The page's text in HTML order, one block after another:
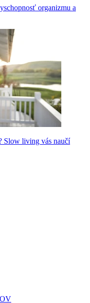
organizmu a
Slow living vás naučí